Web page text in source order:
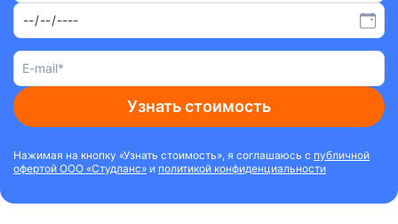
Узнать стоимость
Нажимая на кнопку «Узнать стоимость», я соглашаюсь с публичной
офертой ООО «Студланс» и политикой конфиденциальности